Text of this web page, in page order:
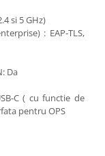
si 5 GHz)
: EAP-TLS,
Da
C ( cu functie de
pentru OPS